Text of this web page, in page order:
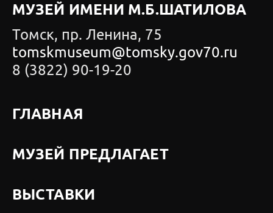
МУЗЕЙ ИМЕНИ М.Б.ШАТИЛОВА
Томск, пр. Ленина, 75
tomskmuseum@tomsky.gov70.ru
8 (3822) 90-19-20
ГЛАВНАЯ
МУЗЕЙ ПРЕДЛАГАЕТ
ВЫСТАВКИ